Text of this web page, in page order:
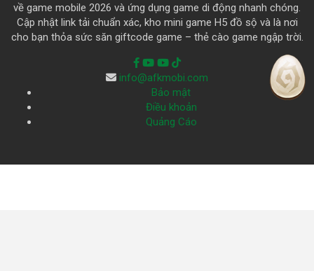
về game mobile 2026 và ứng dụng game di động nhanh chóng.
Cập nhật link tải chuẩn xác, kho mini game H5 đồ sộ và là nơi
cho bạn thỏa sức săn giftcode game – thẻ cào game ngập trời.
info@afkmobi.com
Bảo mật
Điều khoản
Quảng Cáo